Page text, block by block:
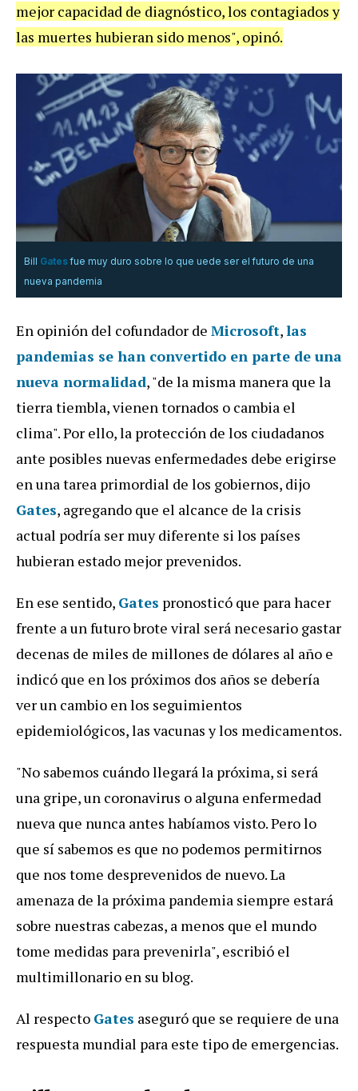
mejor capacidad de diagnóstico, los contagiados y
las muertes hubieran sido menos", opinó.
Bill Gatesfue muy duro sobre lo que uede ser el futuro de una
nueva pandemia
En opinión del cofundador de Microsoft,las
pandemias se han convertido en parte de una
nueva normalidad, "de la misma manera que la
tierra tiembla, vienen tornados o cambia el
clima". Por ello, la protección de los ciudadanos
ante posibles nuevas enfermedades debe erigirse
en una tarea primordial de los gobiernos, dijo
Gates, agregando que el alcance de la crisis
actual podría ser muy diferente si los países
hubieran estado mejor prevenidos.
En ese sentido, Gates pronosticó que para hacer
frente a un futuro brote viral será necesario gastar
decenas de miles de millones de dólares al año e
indicó que en los próximos dos años se debería
ver un cambio en los seguimientos
epidemiológicos, las vacunas y los medicamentos.
"No sabemos cuándo llegará la próxima, si será
una gripe, un coronavirus o alguna enfermedad
nueva que nunca antes habíamos visto. Pero lo
que sí sabemos es que no podemos permitirnos
que nos tome desprevenidos de nuevo. La
amenaza de la próxima pandemia siempre estará
sobre nuestras cabezas, a menos que el mundo
tome medidas para prevenirla", escribió el
multimillonario en su blog.
Al respecto Gates aseguró que se requiere de una
respuesta mundial para este tipo de emergencias.